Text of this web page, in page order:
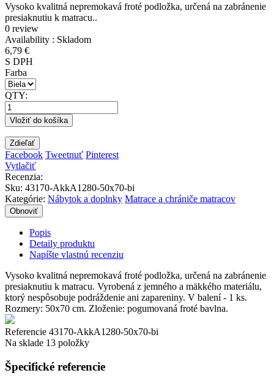
Vysoko kvalitná nepremokavá froté podložka, určená na zabránenie
presiaknutiu k matracu..
0 review
Availability : Skladom
6,79 €
S DPH
Farba
QTY:
Vložiť do košíka
Zdieľať
Facebook Tweetnuť Pinterest
Vytlačiť
Recenzia:
Sku: 43170-AkkA1280-50x70-bi
Kategórie: Nábytok a doplnky Matrace a chrániče matracov
Popis
Detaily produktu
Napíšte vlastnú recenziu
Vysoko kvalitná nepremokavá froté podložka, určená na zabránenie
presiaknutiu k matracu. Vyrobená z jemného a mäkkého materiálu,
ktorý nespôsobuje podráždenie ani zapareniny. V balení - 1 ks.
Rozmery: 50x70 cm. Zloženie: pogumovaná froté bavlna.
Referencie 43170-AkkA1280-50x70-bi
Na sklade 13 položky
Špecifické referencie